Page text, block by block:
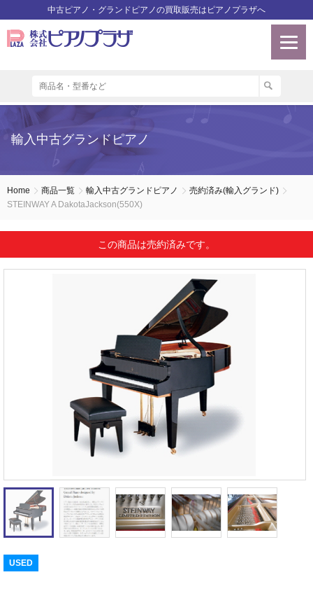
中古ピアノ・グランドピアノの買取販売はピアノプラザへ
輸入中古グランドピアノ
Home 商品一覧 輸入中古グランドピアノ
売約済み(輸入グランド)
STEINWAY A DakotaJackson(550X)
この商品は売約済みです。
USED